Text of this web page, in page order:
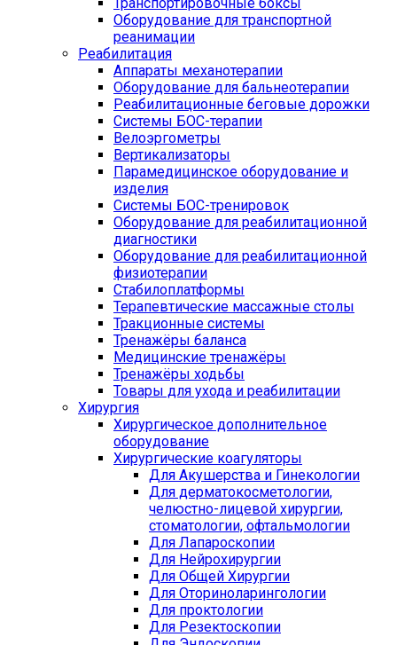
Оборудование для транспортной
реанимации
Реабилитация
Аппараты механотерапии
Оборудование для бальнеотерапии
Реабилитационные беговые дорожки
Системы БОС-терапии
Велоэргометры
Вертикализаторы
Парамедицинское оборудование и
изделия
Системы БОС-тренировок
Оборудование для реабилитационной
диагностики
Оборудование для реабилитационной
физиотерапии
Стабилоплатформы
Терапевтические массажные столы
Тракционные системы
Тренажёры баланса
Медицинские тренажёры
Тренажёры ходьбы
Товары для ухода и реабилитации
Хирургия
Хирургическое дополнительное
оборудование
Хирургические коагуляторы
Для Акушерства и Гинекологии
Для дерматокосметологии,
челюстно-лицевой хирургии,
стоматологии, офтальмологии
Для Лапароскопии
Для Нейрохирургии
Для Общей Хирургии
Для Оториноларингологии
Для проктологии
Для Резектоскопии